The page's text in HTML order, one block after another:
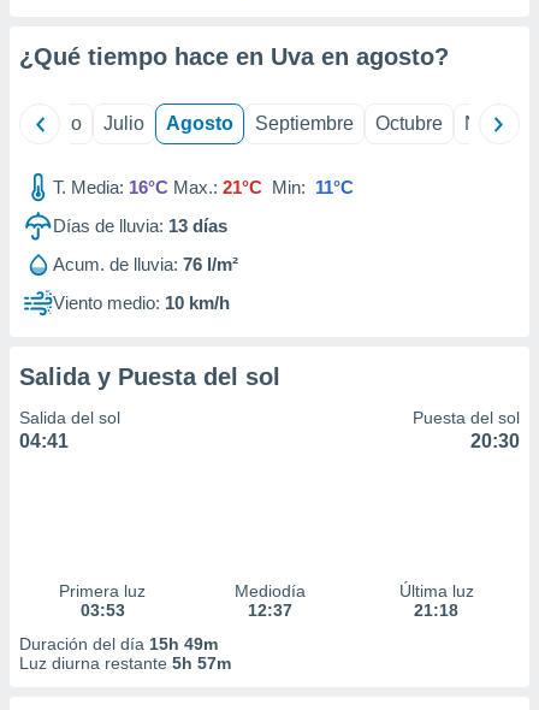
publicidad
de
¿Qué tiempo hace en Uva en agosto?
Junio Julio Agosto Septiembre Octubre
T. Media: 16°C Max.: 21°C Min: 11°C
Días de lluvia: 13 días
Acum. de lluvia: 76 l/m²
Viento medio: 10 km/h
Salida y Puesta del sol
Salida del sol
04:41
Puesta del sol
20:30
Primera luz
03:53
Mediodía
12:37
Última luz
21:18
Duración del día 15h 49m
Luz diurna restante 5h 57m